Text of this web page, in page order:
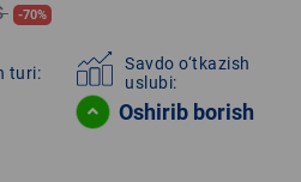
-70%
turi:
Savdo o‘tkazish
uslubi:
Oshirib borish